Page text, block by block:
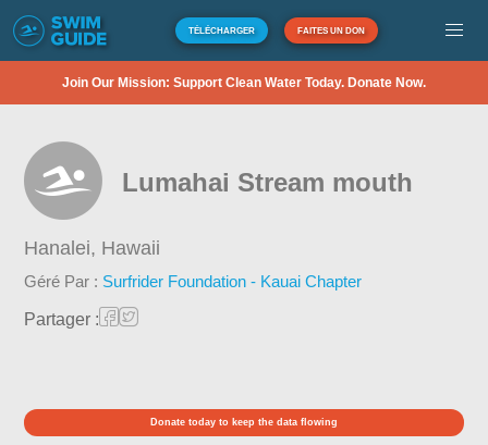
TÉLÉCHARGER FAITES UN DON
Join Our Mission: Support Clean Water Today. Donate Now.
Lumahai Stream mouth
Hanalei, Hawaii
Géré Par : Surfrider Foundation - Kauai Chapter
Partager :
Donate today to keep the data flowing